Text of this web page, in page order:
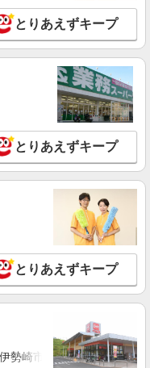
円
川町
詳細を見る
の包装作業
詳細を見る
ッキング）
円 ※22:00以降は深夜割増
祥院石原上川原町1-2
とりあえずキープ
とりあえずキープ
とりあえずキープ
勢崎市・太田市・館林市